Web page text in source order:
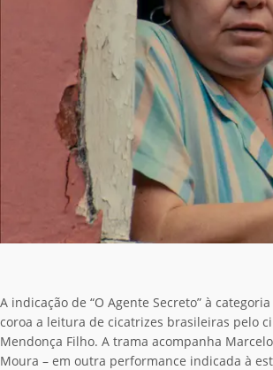
A indicação de “O Agente Secreto” à
coroa a leitura de cicatrizes brasileiras pelo
Mendonça Filho. A trama acompanha
Moura – em outra performance indicada à